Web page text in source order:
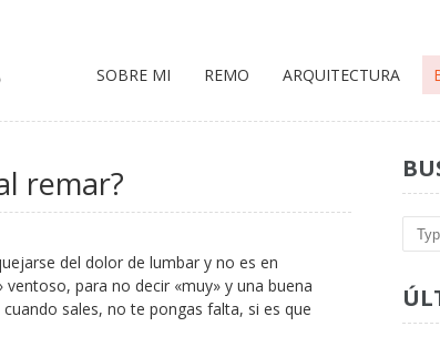
SOBRE MI REMO ARQUITECTURA
remar?
del dolor de lumbar y no es en
para no decir «muy» y una buena
sales, no te pongas falta, si es que